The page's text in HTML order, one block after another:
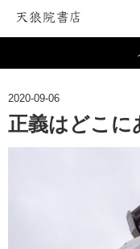
2020-09-06
正義はどこに